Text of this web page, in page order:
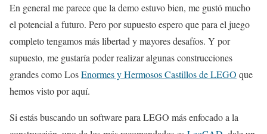
En general me parece que la demo estuvo bien, me gustó mucho
el potencial a futuro. Pero por supuesto espero que para el juego
completo tengamos más libertad y mayores desafíos. Y por
supuesto, me gustaría poder realizar algunas construcciones
grandes como LosEnormes y Hermosos Castillos de LEGO que
hemos visto por aquí.
Si estás buscando un software para LEGO más enfocado a la